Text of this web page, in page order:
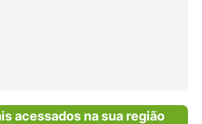
acessados na sua região